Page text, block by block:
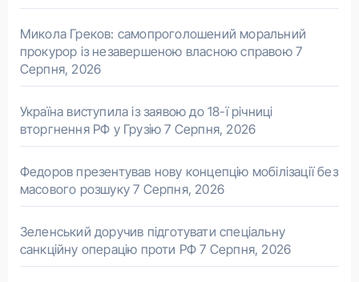
Микола Греков: самопроголошений моральний
прокурор із незавершеною власною справою 7
Серпня, 2026
Україна виступила із заявою до 18-ї річниці
вторгнення РФ у Грузію 7 Серпня, 2026
Федоров презентував нову концепцію мобілізації без
масового розшуку 7 Серпня, 2026
Зеленський доручив підготувати спеціальну
санкційну операцію проти РФ 7 Серпня, 2026